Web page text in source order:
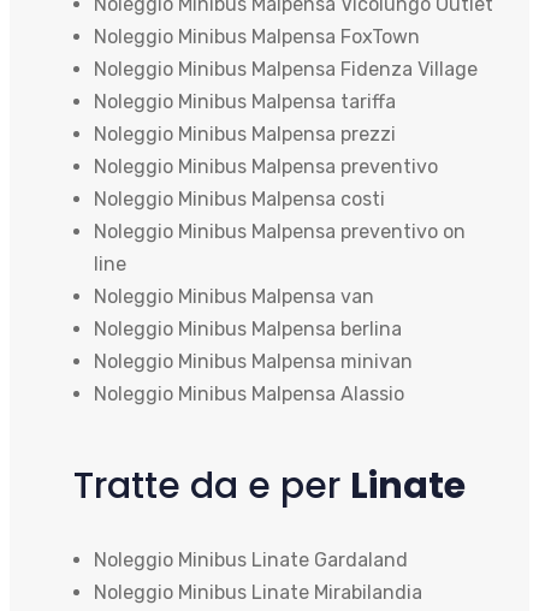
Noleggio Minibus Malpensa FoxTown
Noleggio Minibus Malpensa Fidenza Village
Noleggio Minibus Malpensa tariffa
Noleggio Minibus Malpensa prezzi
Noleggio Minibus Malpensa preventivo
Noleggio Minibus Malpensa costi
Noleggio Minibus Malpensa preventivo on
line
Noleggio Minibus Malpensa van
Noleggio Minibus Malpensa berlina
Noleggio Minibus Malpensa minivan
Noleggio Minibus Malpensa Alassio
Tratte da e per Linate
Noleggio Minibus Linate Gardaland
Noleggio Minibus Linate Mirabilandia